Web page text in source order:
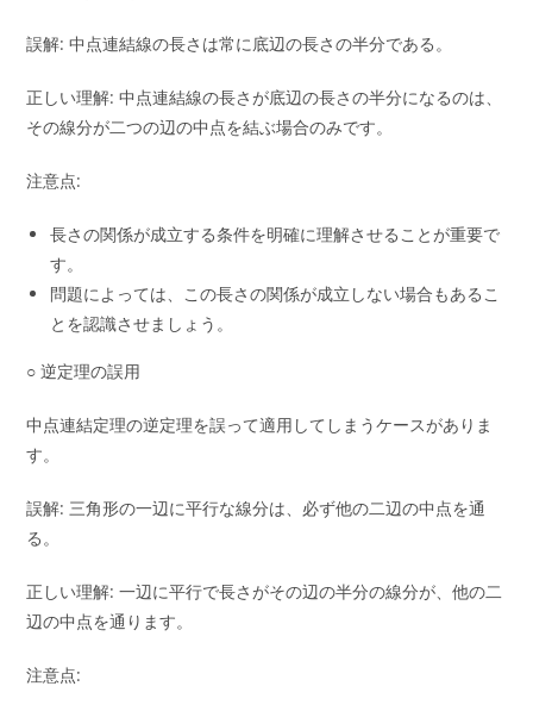
誤解: 中点連結線の長さは常に底辺の長さの半分である。
正しい理解: 中点連結線の長さが底辺の長さの半分になるのは、
その線分が二つの辺の中点を結ぶ場合のみです。
注意点:
長さの関係が成立する条件を明確に理解させることが重要で
す。
問題によっては、この長さの関係が成立しない場合もあるこ
とを認識させましょう。
○ 逆定理の誤用
中点連結定理の逆定理を誤って適用してしまうケースがありま
す。
誤解: 三角形の一辺に平行な線分は、必ず他の二辺の中点を通
る。
正しい理解: 一辺に平行で長さがその辺の半分の線分が、他の二
辺の中点を通ります。
注意点: